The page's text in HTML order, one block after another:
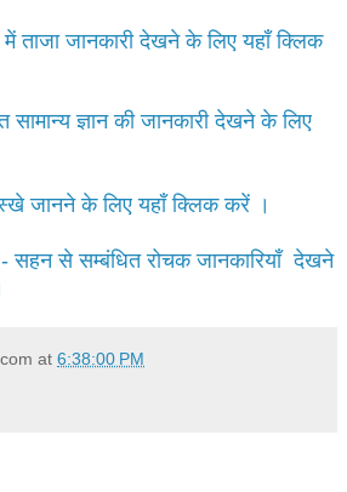
में ताजा जानकारी देखने के लिए यहाँ क्लिक
सामान्य ज्ञान की जानकारी देखने के लिए
जानने के लिए यहाँ क्लिक करें ।
सहन से सम्बंधित रोचक जानकारियाँ देखने
at 6:38:00 PM